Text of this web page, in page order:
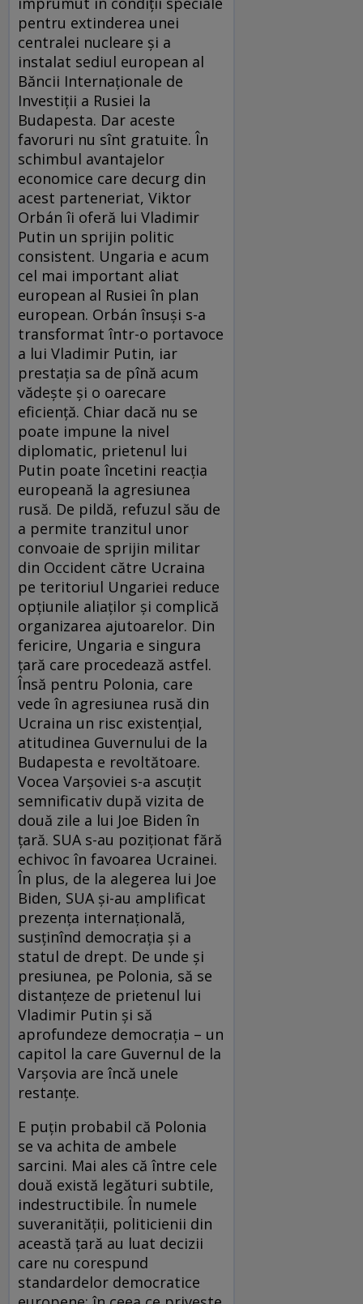
pentru extinderea unei
centralei nucleare și a
instalat sediul european al
Băncii Internaționale de
Investiții a Rusiei la
Budapesta. Dar aceste
favoruri nu sînt gratuite. În
schimbul avantajelor
economice care decurg din
acest parteneriat, Viktor
Orbán îi oferă lui Vladimir
Putin un sprijin politic
consistent. Ungaria e acum
cel mai important aliat
european al Rusiei în plan
european. Orbán însuși s-a
transformat într-o portavoce
a lui Vladimir Putin, iar
prestația sa de pînă acum
vădește și o oarecare
eficiență. Chiar dacă nu se
poate impune la nivel
diplomatic, prietenul lui
Putin poate încetini reacția
europeană la agresiunea
rusă. De pildă, refuzul său de
a permite tranzitul unor
convoaie de sprijin militar
din Occident către Ucraina
pe teritoriul Ungariei reduce
opțiunile aliaților și complică
organizarea ajutoarelor. Din
fericire, Ungaria e singura
țară care procedează astfel.
Însă pentru Polonia, care
vede în agresiunea rusă din
Ucraina un risc existențial,
atitudinea Guvernului de la
Budapesta e revoltătoare.
Vocea Varșoviei s-a ascuțit
semnificativ după vizita de
două zile a lui Joe Biden în
țară. SUA s-au poziționat fără
echivoc în favoarea Ucrainei.
În plus, de la alegerea lui Joe
Biden, SUA și-au amplificat
prezența internațională,
susținînd democrația și a
statul de drept. De unde și
presiunea, pe Polonia, să se
distanțeze de prietenul lui
Vladimir Putin și să
aprofundeze democrația – un
capitol la care Guvernul de la
Varșovia are încă unele
restanțe.
E puțin probabil că Polonia
se va achita de ambele
sarcini. Mai ales că între cele
două există legături subtile,
indestructibile. În numele
suveranității, politicienii din
această țară au luat decizii
care nu corespund
standardelor democratice